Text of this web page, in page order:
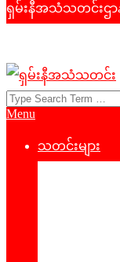
ရှမ်းနီအသံသတင်းဌ
ရှမ်း
Search
Primary
Menu
သတင်းများ